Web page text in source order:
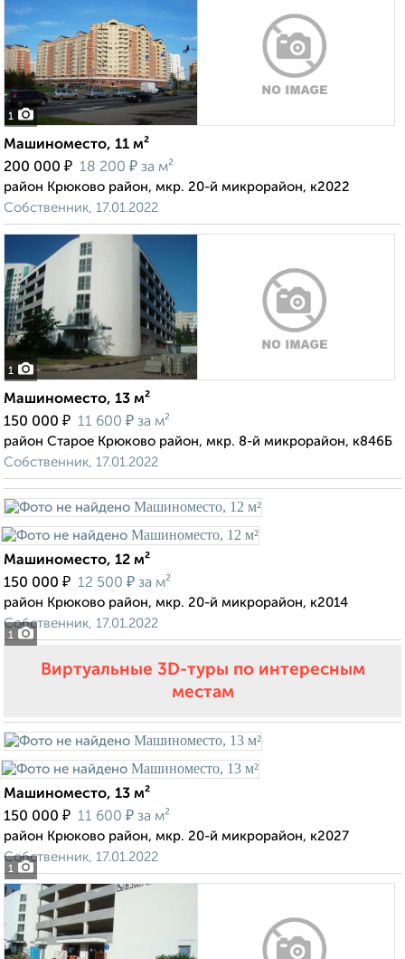
1
Машиноместо, 11 м²
200 000 ₽ 18 200 ₽ за м²
район Крюково район, мкр. 20-й микрорайон, к2022
Собственник, 17.01.2022
1
Машиноместо, 13 м²
150 000 ₽ 11 600 ₽ за м²
район Старое Крюково район, мкр. 8-й микрорайон, к846Б
Собственник, 17.01.2022
1
Машиноместо, 12 м²
150 000 ₽ 12 500 ₽ за м²
район Крюково район, мкр. 20-й микрорайон, к2014
Собственник, 17.01.2022
Виртуальные 3D-туры по интересным
местам
1
Машиноместо, 13 м²
150 000 ₽ 11 600 ₽ за м²
район Крюково район, мкр. 20-й микрорайон, к2027
Собственник, 17.01.2022